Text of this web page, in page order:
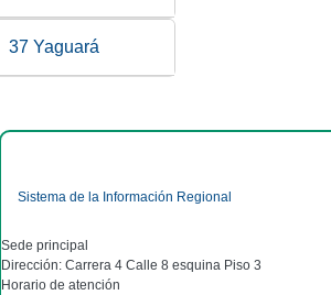
37 Yaguará
Sistema de la Información Regional
Sede principal
Dirección: Carrera 4 Calle 8 esquina Piso 3
Horario de atención